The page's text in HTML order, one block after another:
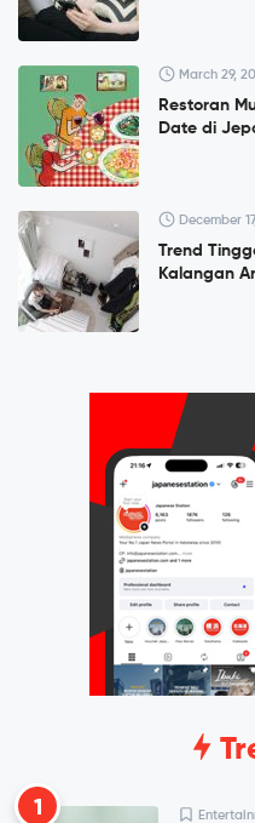
March 29,
Restoran
Date di
December
Trend
Kalangan
1